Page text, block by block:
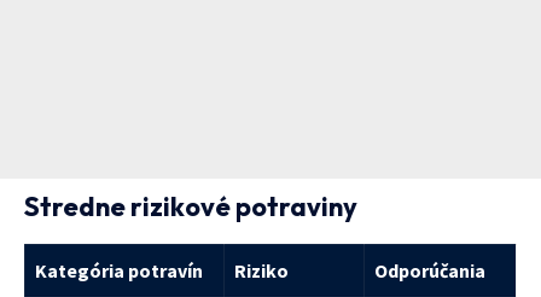
Stredne rizikové potraviny
Kategória potravín Riziko Odporúčania